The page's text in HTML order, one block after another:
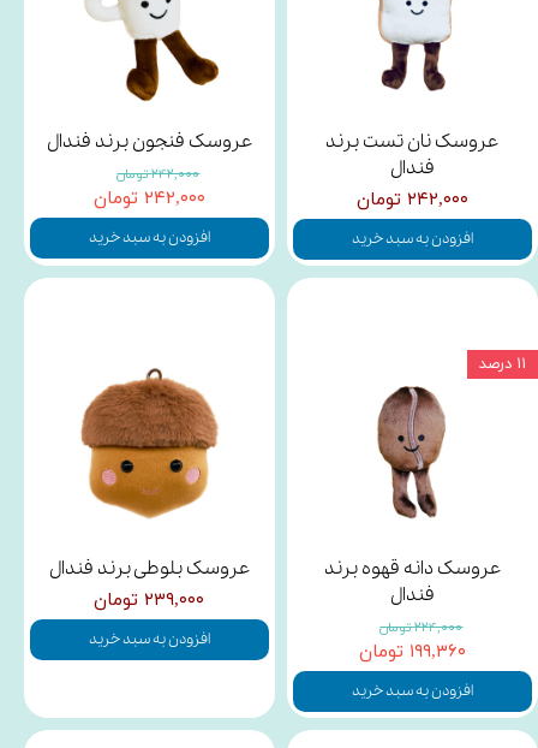
عروسک نان تست برند
فندال
۲۴۲,۰۰۰ تومان
افزودن به سبد خرید
عروسک فنجون برند فندال
۲۴۲,۰۰۰ تومان
۲۴۲,۰۰۰ تومان
افزودن به سبد خرید
عروسک دانه قهوه برند
فندال
۲۲۴,۰۰۰ تومان
۱۹۹,۳۶۰ تومان
افزودن به سبد خرید
۱۱ درصد
عروسک بلوطی برند فندال
۲۳۹,۰۰۰ تومان
افزودن به سبد خرید